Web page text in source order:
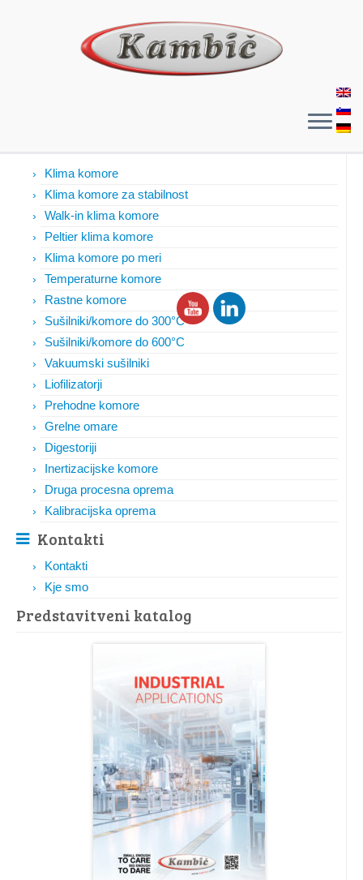
Klima komore
Klima komore za stabilnost
Walk-in klima komore
Peltier klima komore
Klima komore po meri
Temperaturne komore
Rastne komore
Sušilniki/komore do 300°C
Sušilniki/komore do 600°C
Vakuumski sušilniki
Liofilizatorji
Prehodne komore
Grelne omare
Digestoriji
Inertizacijske komore
Druga procesna oprema
Kalibracijska oprema
Kontakti
Kontakti
Kje smo
Predstavitveni katalog​​